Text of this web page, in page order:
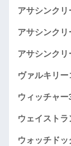
アサシンクリ
アサシンク
アサシンクリ
ヴァルキリー
ウィッチャ
ウェイストラ
ウォッチドッ